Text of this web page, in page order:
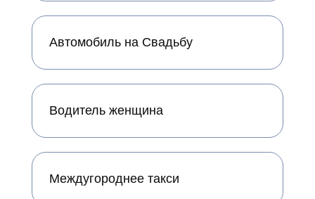
Автомобиль на Свадьбу
Водитель женщина
Междугороднее такси